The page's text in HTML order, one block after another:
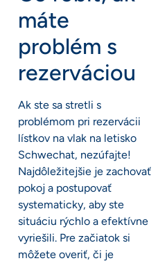
máte
problém s
rezerváciou
Ak ste sa stretli s
problémom pri rezervácii
lístkov na vlak na letisko
Schwechat, nezúfajte!
Najdôležitejšie je zachovať
pokoj a postupovať
systematicky, aby ste
situáciu rýchlo a efektívne
vyriešili. Pre začiatok si
môžete overiť, či je